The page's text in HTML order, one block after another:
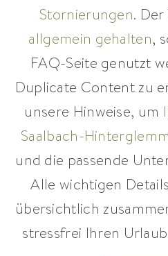
Stornierungen.
allgemein gehalten,
FAQ-Seite genutzt
Duplicate Content zu
unsere Hinweise, um
Saalbach-
und die passende
Alle wichtigen
übersichtlich
stressfrei Ihren